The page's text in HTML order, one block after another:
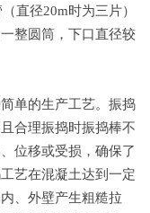
直径20m时为三片）
整圆筒，下口直径较
单的生产工艺。振捣
合理振捣时振捣棒不
位移或受损，确保了
艺在混凝土达到一定
、外壁产生粗糙拉